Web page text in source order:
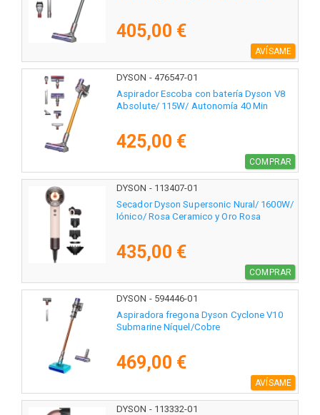
405,00 €
AVÍSAME
DYSON - 476547-01
Aspirador Escoba con batería Dyson V8
Absolute/ 115W/ Autonomía 40 Min
425,00 €
COMPRAR
DYSON - 113407-01
Secador Dyson Supersonic Nural/ 1600W/
Iónico/ Rosa Ceramico y Oro Rosa
435,00 €
COMPRAR
DYSON - 594446-01
Aspiradora fregona Dyson Cyclone V10
Submarine Níquel/Cobre
469,00 €
AVÍSAME
DYSON - 113332-01